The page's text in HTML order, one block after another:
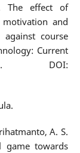
The effect of
and
course
Current
DOI:
A. S.
game towards